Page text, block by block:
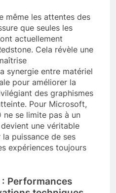
même les attentes des
que seules les
actuellement
Cela révèle une
synergie entre matériel
pour améliorer la
des graphismes
Pour Microsoft,
se limite pas à un
une véritable
puissance de ses
expériences toujours
Performances